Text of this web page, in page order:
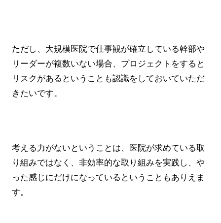
ただし、大規模医院で仕事観が確立している幹部や
リーダーが複数いない場合、プロジェクトをすると
リスクがあるということも認識をしておいていただ
きたいです。
考える力がないということは、医院が求めている取
り組みではなく、非効率的な取り組みを実践し、や
った感じにだけになっているということもありえま
す。